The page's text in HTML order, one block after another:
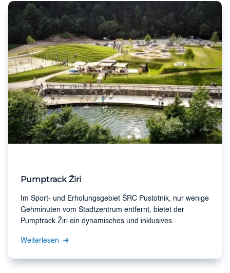
Pumptrack Žiri
Im Sport- und Erholungsgebiet ŠRC Pustotnik, nur wenige
Gehminuten vom Stadtzentrum entfernt, bietet der
Pumptrack Žiri ein dynamisches und inklusives...
Weiterlesen